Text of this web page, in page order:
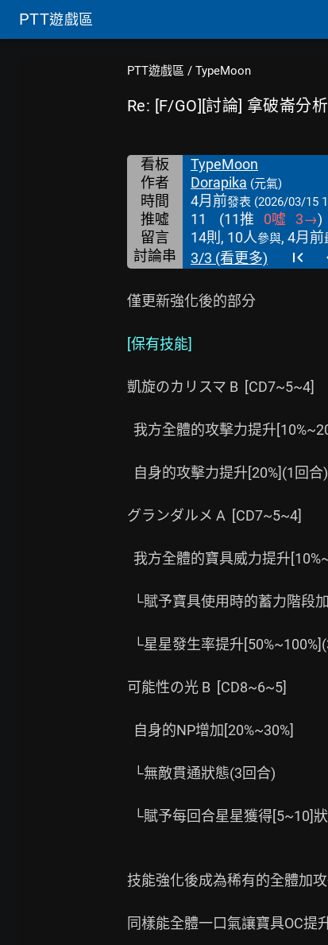
PTT遊戲區
PTT遊戲區 / TypeMoon
Re: [F/GO][討論] 拿破崙分
看板
TypeMoon
作者
Dorapika (元氣)
時間 4月前發表 (2026/03/15
推噓 11 (11推 0噓 3→)
留言
14則, 10人參與, 4月前
討論串 3/3 (看更多)
僅更新強化後的部分
[保有技能]
凱旋のカリスマ B  [CD7~5~4]
グランダルメ A  [CD7~5~4]
可能性の光 B  [CD8~6~5]
技能強化後成為稀有的全體加
同樣能全體一口氣讓寶具OC提